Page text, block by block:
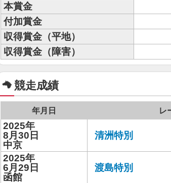
本賞金
付加賞金
収得賞金（平地）
収得賞金（障害）
競走成績
年月日 レ
2025年
8月30日
中京
清洲特別
2025年
6月29日
函館
渡島特別